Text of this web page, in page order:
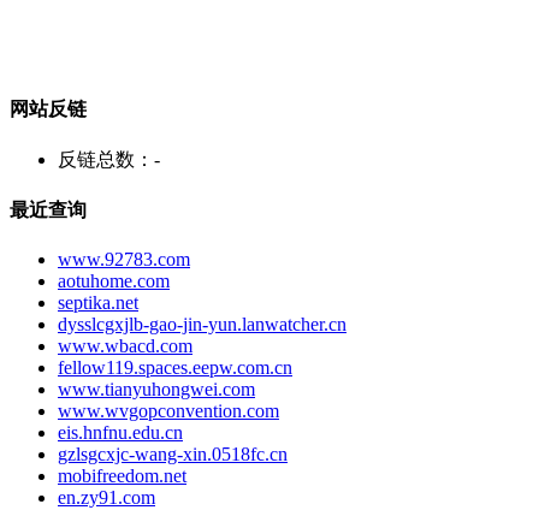
网站反链
反链总数： -
最近查询
www.92783.com
aotuhome.com
septika.net
dysslcgxjlb-gao-jin-yun.lanwatcher.cn
www.wbacd.com
fellow119.spaces.eepw.com.cn
www.tianyuhongwei.com
www.wvgopconvention.com
eis.hnfnu.edu.cn
gzlsgcxjc-wang-xin.0518fc.cn
mobifreedom.net
en.zy91.com